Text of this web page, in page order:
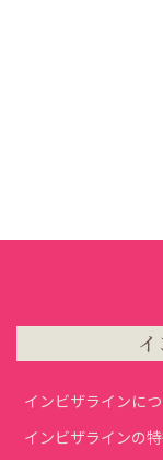
インビザラインに
インビザラインの